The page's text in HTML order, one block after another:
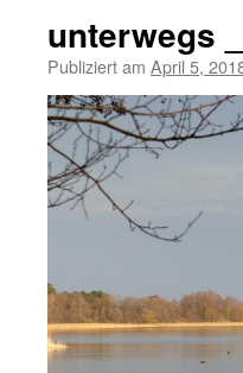
unterwegs
Publiziert am April 5,